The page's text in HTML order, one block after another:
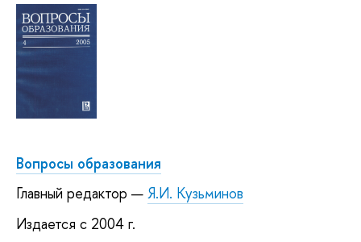
Вопросы образования
Главный редактор — Я.И. Кузьминов
Издается с 2004 г.